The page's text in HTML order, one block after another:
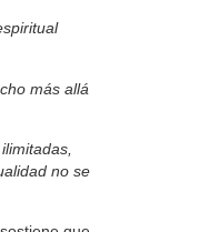
más allá
no se